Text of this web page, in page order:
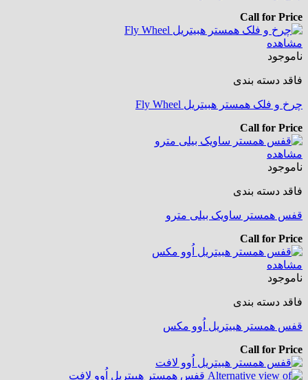
Call for Price
مشاهده
ناموجود
فاقد دسته بندی
چرخ و فلک همستر هبیتریل Fly Wheel
Call for Price
مشاهده
ناموجود
فاقد دسته بندی
قفس همستر ساویک بیلی مترو
Call for Price
مشاهده
ناموجود
فاقد دسته بندی
قفس همستر هبیتریل اُوو مکس
Call for Price